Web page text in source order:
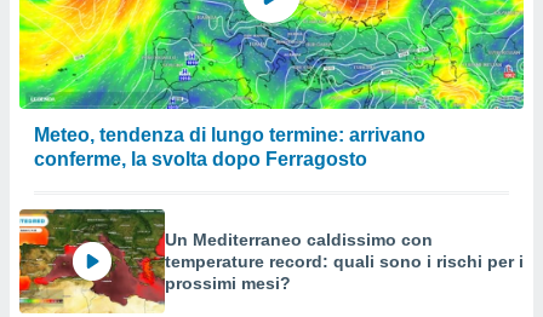
Meteo, tendenza di lungo termine: arrivano
conferme, la svolta dopo Ferragosto
Un Mediterraneo caldissimo con
temperature record: quali sono i rischi per i
prossimi mesi?